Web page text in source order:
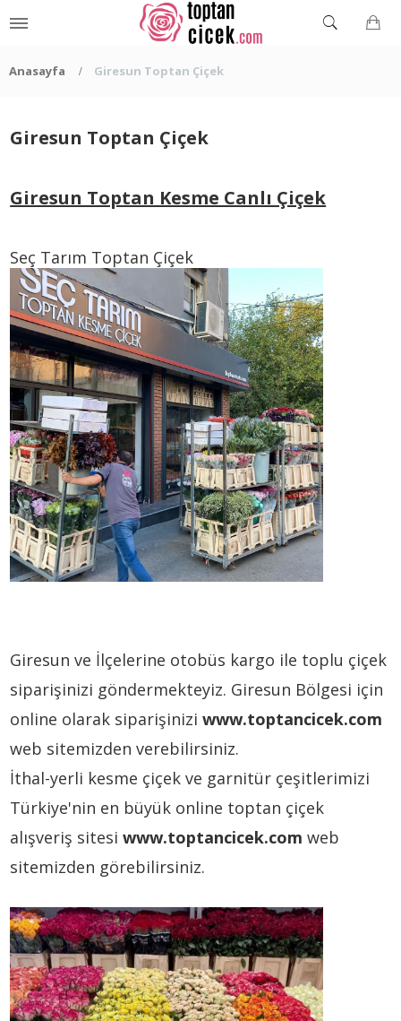
Anasayfa Giresun Toptan Çiçek
Giresun Toptan Çiçek
Giresun Toptan Kesme Canlı Çiçek
Seç Tarım Toptan Çiçek
Giresun ve İlçelerine otobüs kargo ile toplu çiçek
siparişinizi göndermekteyiz. Giresun Bölgesi için
online olarak siparişiniziwww.toptancicek.com
web sitemizden verebilirsiniz.
İthal-yerli kesme çiçek ve garnitür çeşitlerimizi
Türkiye'nin en büyük online toptan çiçek
alışveriş sitesiwww.toptancicek.com web
sitemizden görebilirsiniz.